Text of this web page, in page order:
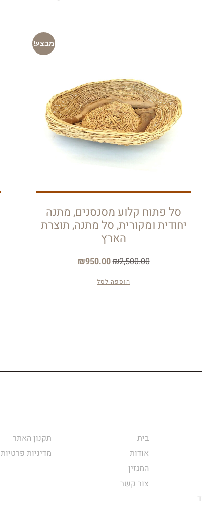
מבצע!
סל פתוח קלוע מסנסנים, מתנה
יחודית ומקורית, סל מתנה, תוצרת
הארץ
₪2,500.00
₪950.00
הוספה לסל
בית
אודות
המגזין
צור קשר
תקנון האתר
מדיניות פרטיות